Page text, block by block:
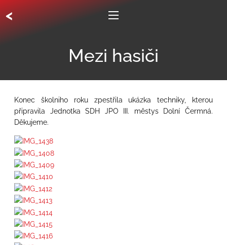
<
Mezi hasiči
Konec školniho roku zpestřila ukázka techniky, kterou
připravila Jednotka SDH JPO III. městys Dolní Čermná.
Děkujeme.